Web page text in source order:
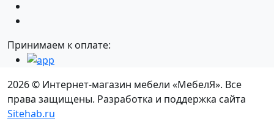
Принимаем к оплате:
2026 © Интернет-магазин мебели «МебелЯ». Все
права защищены. Разработка и поддержка сайта
Sitehab.ru